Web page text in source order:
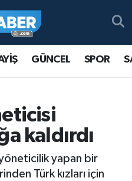
GÜNCEL SPOR
kaldırdı
yapan bir
Türk kızları için
Haritası
ve Fikstür